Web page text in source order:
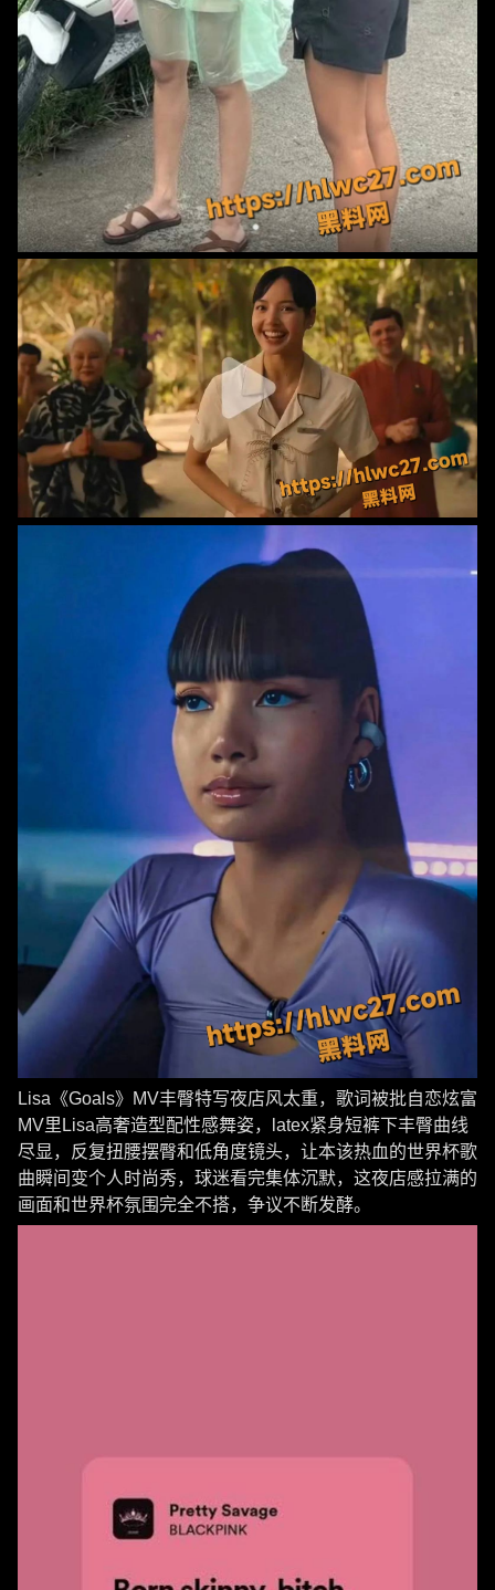
Lisa《Goals》MV丰臀特写夜店风太重，歌词被批自恋炫富
MV里Lisa高奢造型配性感舞姿，latex紧身短裤下丰臀曲线
尽显，反复扭腰摆臀和低角度镜头，让本该热血的世界杯歌
曲瞬间变个人时尚秀，球迷看完集体沉默，这夜店感拉满的
画面和世界杯氛围完全不搭，争议不断发酵。